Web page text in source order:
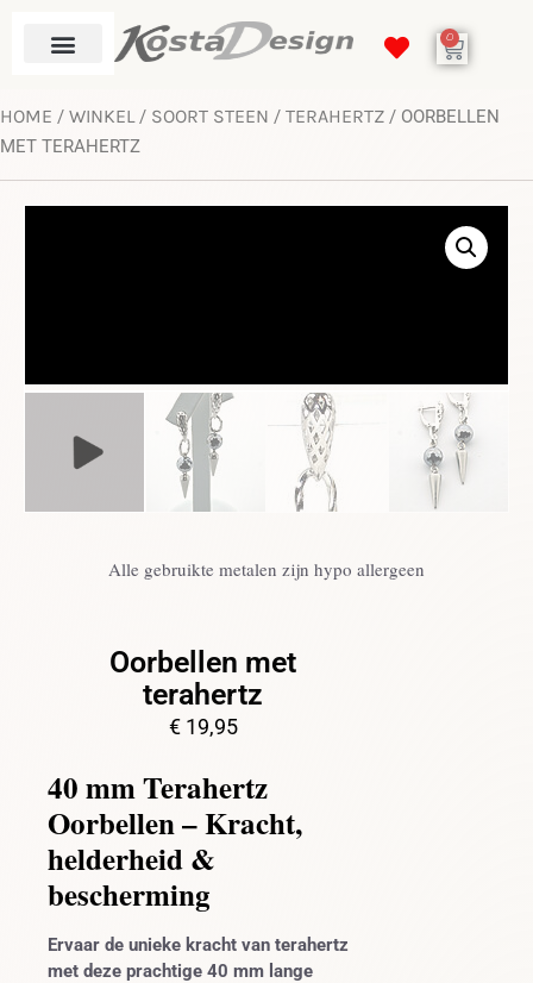
0
HOME / WINKEL/ SOORT STEEN / TERAHERTZ / OORBELLEN
MET TERAHERTZ
Alle gebruikte metalen zijn hypo allergeen
Oorbellen met
terahertz
€19,95
40 mm Terahertz
Oorbellen – Kracht,
helderheid &
bescherming
Ervaar de unieke kracht van terahertz
met deze prachtige 40 mm lange